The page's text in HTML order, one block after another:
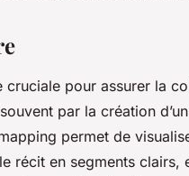
pour assurer la
par la création
permet de
récit en segments clairs,